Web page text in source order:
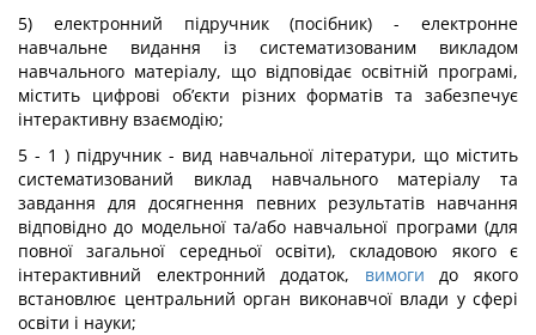
5) електронний підручник (посібник) - електронне
навчальне видання із систематизованим викладом
навчального матеріалу, що відповідає освітній програмі,
містить цифрові об’єкти різних форматів та забезпечує
інтерактивну взаємодію;
5 - 1 ) підручник - вид навчальної літератури, що містить
систематизований виклад навчального матеріалу та
завдання для досягнення певних результатів навчання
відповідно до модельної та/або навчальної програми (для
повної загальної середньої освіти), складовою якого є
інтерактивний електронний додаток, вимоги до якого
встановлює центральний орган виконавчої влади у сфері
освіти і науки;